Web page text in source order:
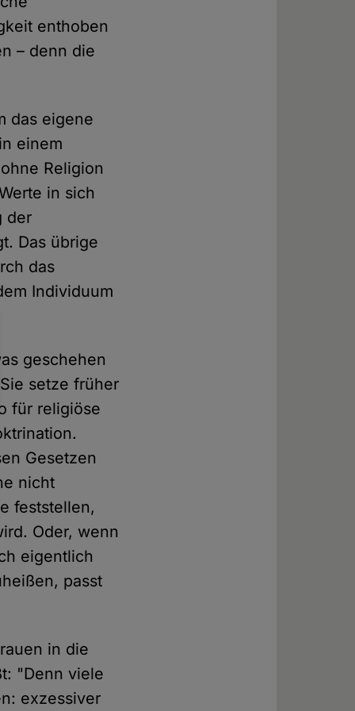
enthoben
– denn die
das eigene
einem
Religion
in sich
der
Das übrige
das
Individuum
geschehen
setze früher
für religiöse
Gesetzen
nicht
feststellen,
Oder, wenn
eigentlich
passt
in die
"Denn viele
exzessiver